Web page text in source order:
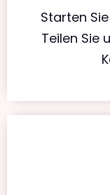
Starten
Teilen Sie